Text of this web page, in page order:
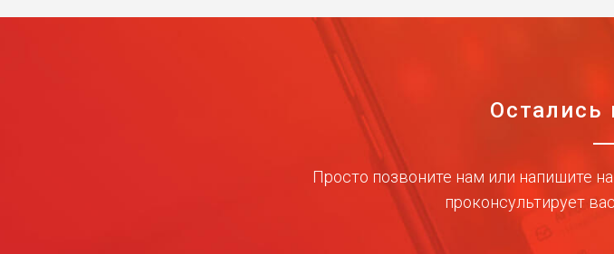
Остались
Просто позвоните нам или напишите
проконсультирует